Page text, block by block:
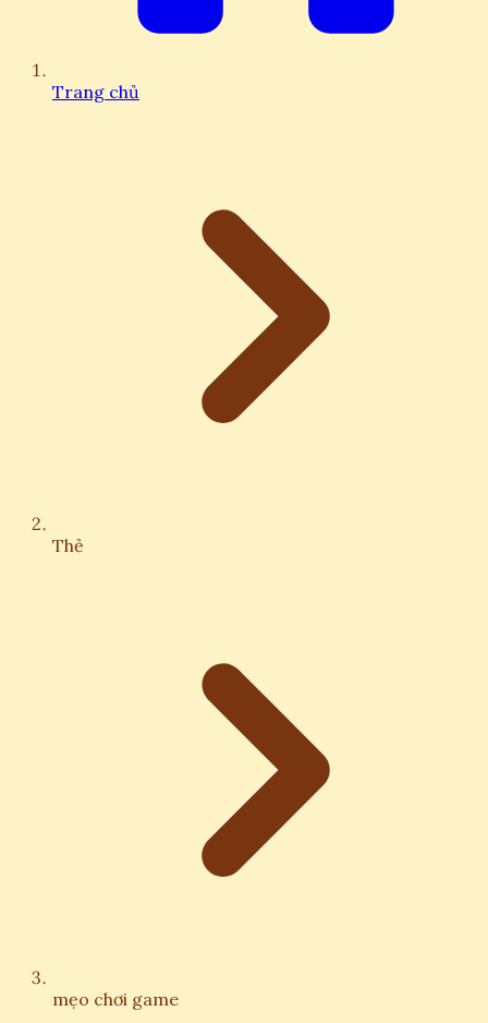
Trang chủ
Thẻ
mẹo chơi game